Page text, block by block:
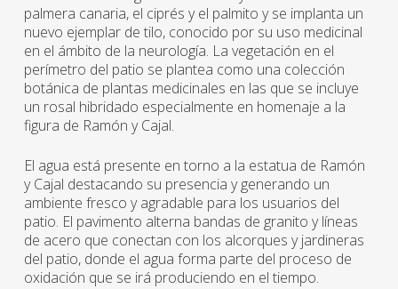
palmera canaria, el ciprés y el palmito y se implanta un
nuevo ejemplar de tilo, conocido por su uso medicinal
en el ámbito de la neurología. La vegetación en el
perímetro del patio se plantea como una colección
botánica de plantas medicinales en las que se incluye
un rosal hibridado especialmente en homenaje a la
figura de Ramón y Cajal.
El agua está presente en torno a la estatua de Ramón
y Cajal destacando su presencia y generando un
ambiente fresco y agradable para los usuarios del
patio. El pavimento alterna bandas de granito y líneas
de acero que conectan con los alcorques y jardineras
del patio, donde el agua forma parte del proceso de
oxidación que se irá produciendo en el tiempo.